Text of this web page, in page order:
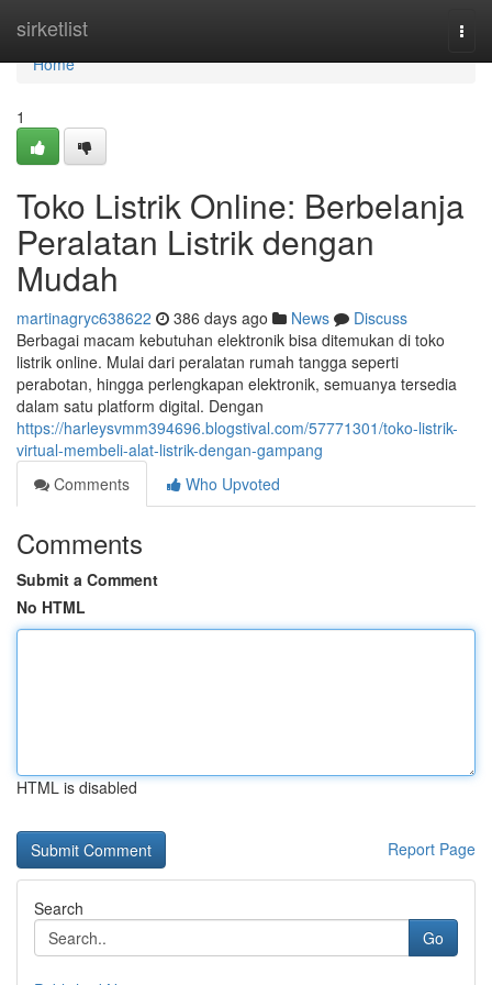
sirketlist
Home
Home
1
Toko Listrik Online: Berbelanja
Peralatan Listrik dengan
Mudah
martinagryc638622 386 days ago News
Discuss
Berbagai macam kebutuhan elektronik bisa ditemukan di toko
listrik online. Mulai dari peralatan rumah tangga seperti
perabotan, hingga perlengkapan elektronik, semuanya tersedia
dalam satu platform digital. Dengan
https://harleysvmm394696.blogstival.com/57771301/toko-listrik-
virtual-membeli-alat-listrik-dengan-gampang
Comments
Who Upvoted
Comments
Submit a Comment
No HTML
HTML is disabled
Report Page
Search
Go